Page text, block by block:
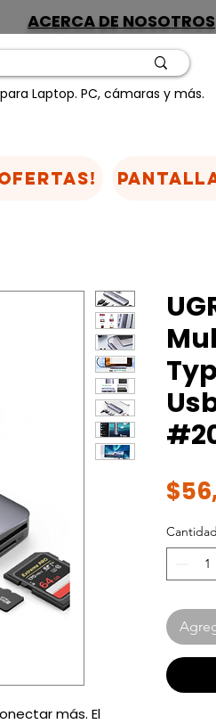
ACERCA DE NOSOTROS
Laptop. PC, cámaras y más.
más. El
Cantidad